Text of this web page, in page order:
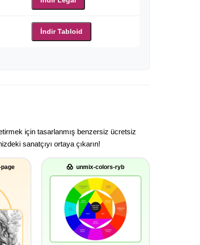
İndir Tabloid
için tasarlanmış benzersiz ücretsiz
sanatçıyı ortaya çıkarın!
unmix-colors-ryb